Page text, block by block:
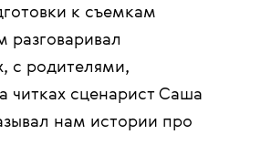
к съемкам
разговаривал
с родителями,
читках сценарист Саша
нам истории про